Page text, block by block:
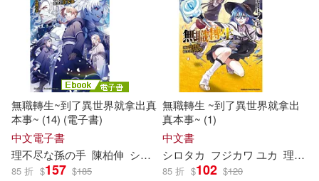
無職轉生~到了異世界就拿出真
本事~ (14) (電子書)
中文電子書
理不尽な孫の手 陳柏伸 シロタカ
85 折 $157 $185
無職轉生 ~到了異世界就拿出
真本事~ (1)
中文書
シロタカ フジカワ ユカ 理不尽
85 折 $102 $120